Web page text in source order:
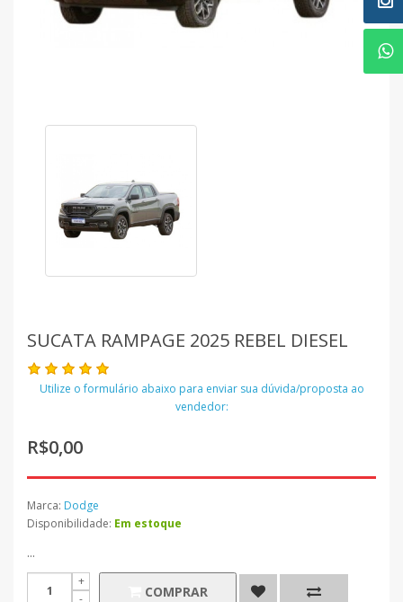
SUCATA RAMPAGE 2025 REBEL DIESEL
Utilize o formulário abaixo para enviar sua dúvida/proposta ao
vendedor:
R$0,00
Marca: Dodge
Disponibilidade: Em estoque
...
COMPRAR